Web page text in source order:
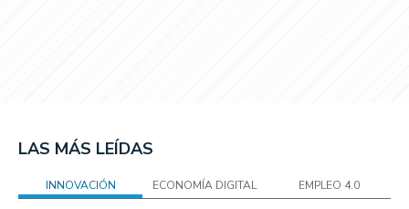
LAS MÁS LEÍDAS
INNOVACIÓN ECONOMÍA DIGITAL EMPLEO 4.0